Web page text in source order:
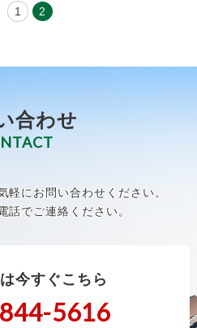
1 2
合わせ
軽にお問い合わせください。
話でご連絡ください。
今すぐこちら
5616